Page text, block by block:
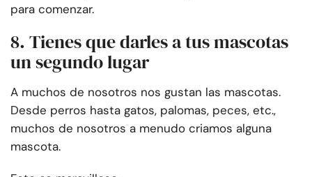
para comenzar.
8. Tienes que darles a tus mascotas
un segundo lugar
A muchos de nosotros nos gustan las mascotas.
Desde perros hasta gatos, palomas, peces, etc.,
muchos de nosotros a menudo criamos alguna
mascota.